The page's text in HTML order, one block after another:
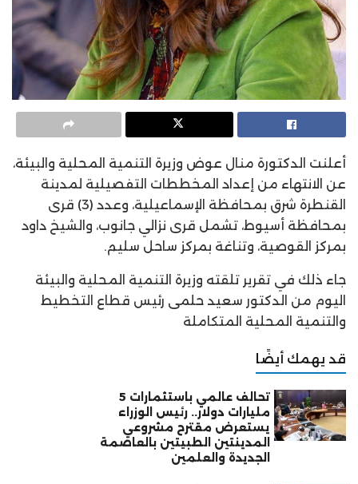
أعلنت الدكتورة منال عوض وزيرة التنمية المحلية والبيئة،
عن الانتهاء من إعداد المخططات التفصيلية لمدينة
القنطرة شرق بمحافظة الإسماعيلية، وعدد (3) قرى
بمحافظة أسيوط، تشمل قرى نزالي جانوب، والشيخ داود
بمركز القوصية، وتناغة بمركز ساحل سليم.
جاء ذلك في تقرير تلقته وزيرة التنمية المحلية والبيئة
اليوم من الدكتور سعيد حلمى رئيس قطاع التخطيط
والتنمية المحلية المتكاملة
قد يهمك أيضًا
تحالف عالمي باستثمارات 5
مليارات دولار.. رئيس الوزراء
يستعرض مقترح مشروعي
المدينتين الطبيتين بالعاصمة
الجديدة والعلمين